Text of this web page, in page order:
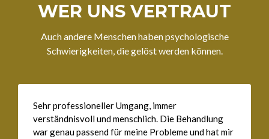
WER UNS VERTRAUT
Auch andere Menschen haben psychologische
Schwierigkeiten, die gelöst werden können.
Sehr professioneller Umgang, immer
verständnisvoll und menschlich. Die Behandlung
war genau passend für meine Probleme und hat mir